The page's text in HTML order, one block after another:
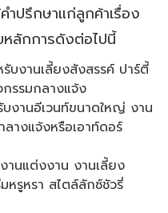
ำปรึกษาแก่ลูกค้าเรื่อง
หลักการดังต่อไปนี้
รับงานเลี้ยงสังสรรค์ ปาร์ตี้
รรมกลางแจ้ง
บงานอีเวนท์ขนาดใหญ่ งาน
างแจ้งหรือเอาท์ดอร์
านแต่งงาน งานเลี้ยง
หรูหรา สไตล์ลักซ์ชัวรี่